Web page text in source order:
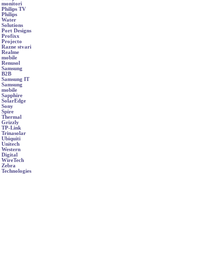
monitori
Philips TV
Philips
Water
Solutions
Port Designs
Profixx
Projecto
Razne stvari
Realme
mobile
Renusol
Samsung
B2B
Samsung IT
Samsung
mobile
Sapphire
SolarEdge
Sony
Spire
Thermal
Grizzly
TP-Link
Trinasolar
Ubiquiti
Unitech
Western
Digital
WireTech
Zebra
Technologies